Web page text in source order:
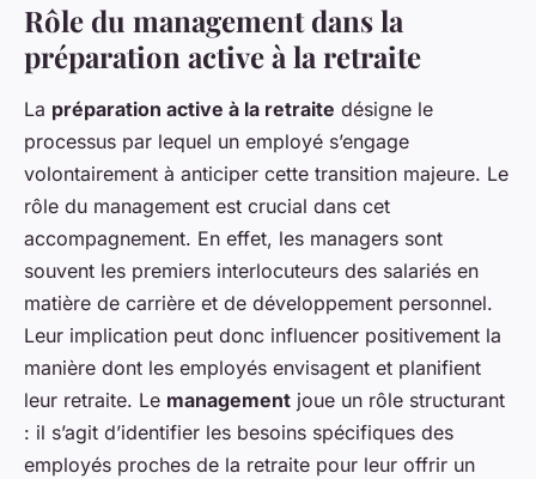
L'Influence Managériale sur la
Préparation Active à la
Retraite des Employés
Youssef 27 avril 2025 2 min de lecture
Rôle du management dans la
préparation active à la retraite
La préparation active à la retraite désigne le
processus par lequel un employé s’engage
volontairement à anticiper cette transition majeure. Le
rôle du management est crucial dans cet
accompagnement. En effet, les managers sont
souvent les premiers interlocuteurs des salariés en
matière de carrière et de développement personnel.
Leur implication peut donc influencer positivement la
manière dont les employés envisagent et planifient
leur retraite. Le management joue un rôle structurant
: il s’agit d’identifier les besoins spécifiques des
employés proches de la retraite pour leur offrir un